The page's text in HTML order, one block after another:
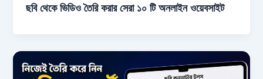
ছবি থেকে ভিডিও তৈরি করার সেরা ১০ টি অনলাইন ওয়েবসাইট